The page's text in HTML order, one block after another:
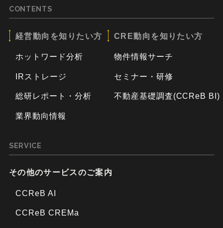
CONTENTS
経営動向を知りたい方
ホットワード分析
IRストレージ
総研レポート・分析
業界動向情報
CRE動向を知りたい方
物件情報サーチ
セミナー・研修
不動産基礎調査(CCReB BI)
SERVICE
その他のサービスのご案内
CCReB AI
CCReB CREMa